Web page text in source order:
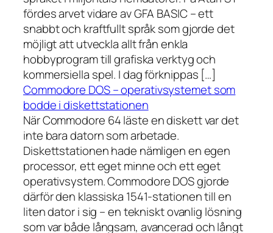
fördes arvet vidare av GFA BASIC – ett
snabbt och kraftfullt språk som gjorde det
möjligt att utveckla allt från enkla
hobbyprogram till grafiska verktyg och
kommersiella spel. I dag förknippas […]
Commodore DOS – operativsystemet som
bodde i diskettstationen
När Commodore 64 läste en diskett var det
inte bara datorn som arbetade.
Diskettstationen hade nämligen en egen
processor, ett eget minne och ett eget
operativsystem. Commodore DOS gjorde
därför den klassiska 1541-stationen till en
liten dator i sig – en tekniskt ovanlig lösning
som var både långsam, avancerad och långt